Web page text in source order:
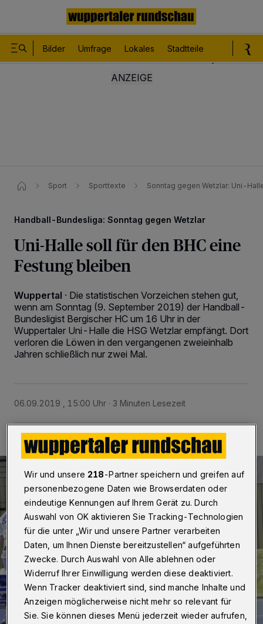
Bilder Umfrage Lokales Stadtteile
Sport Sporttexte Sonntag gegen Wetzlar: Uni-
Handball-Bundesliga: Sonntag gegen Wetzlar
Uni-Halle soll für den BHC eine
Festung bleiben
Wuppertal · Die statistischen Vorzeichen stehen gut,
wenn am Sonntag (9. September 2019) der Handball-
Bundesligist Bergischer HC um 16 Uhr in der
Wuppertaler Uni-Halle die HSG Wetzlar empfängt. Dort
verloren die Löwen in den vergangenen zweieinhalb
Jahren schließlich nur zwei Mal.
06.09.2019 , 15:00 Uhr 3 Minuten Lesezeit
Wir und unsere 218-Partner speichern und greifen auf
personenbezogene Daten wie Browserdaten oder
eindeutige Kennungen auf Ihrem Gerät zu. Durch
Auswahl von OK aktivieren Sie Tracking-Technologien
für die unter „Wir und unsere Partner verarbeiten
Daten, um Ihnen Dienste bereitzustellen“ aufgeführten
Zwecke. Durch Auswahl von Alle ablehnen oder
Widerruf Ihrer Einwilligung werden diese deaktiviert.
Wenn Tracker deaktiviert sind, sind manche Inhalte und
Anzeigen möglicherweise nicht mehr so relevant für
Sie. Sie können dieses Menü jederzeit wieder aufrufen,